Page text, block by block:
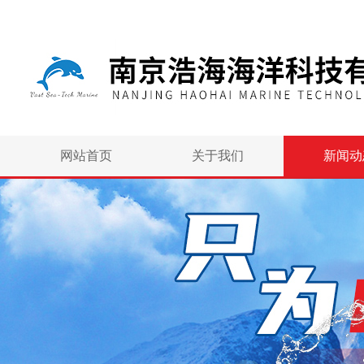
网站首页 关于我们 新闻